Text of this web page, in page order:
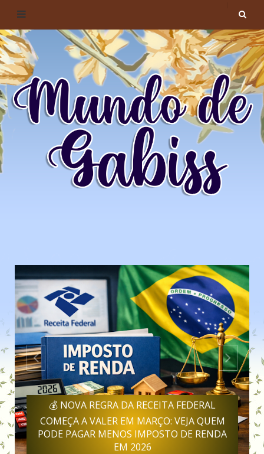
💰 NOVA REGRA DA RECEITA FEDERAL
COMEÇA A VALER EM MARÇO: VEJA QUEM
PODE PAGAR MENOS IMPOSTO DE RENDA
EM 2026